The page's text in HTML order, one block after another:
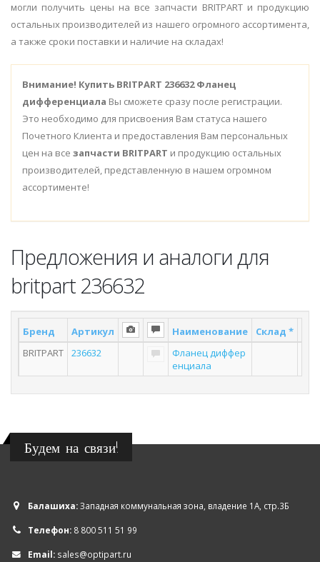
могли получить цены на все запчасти BRITPART и продукцию
остальных производителей из нашего огромного ассортимента,
а также сроки поставки и наличие на складах!
Внимание! Купить BRITPART 236632 Фланец
дифференциала Вы сможете сразу после регистрации.
Это необходимо для присвоения Вам статуса нашего
Почетного Клиента и предоставления Вам персональных
цен на все запчасти BRITPART и продукцию остальных
производителей, представленную в нашем огромном
ассортименте!
Предложения и аналоги для
britpart 236632
Бренд Артикул Наименование Склад *
BRITPART
236632
Фланец диффер
енциала
Будем на связи!
Балашиха:Западная коммунальная зона, владение 1А, стр.3Б
Телефон: 8 800 511 51 99
Email: sales@optipart.ru